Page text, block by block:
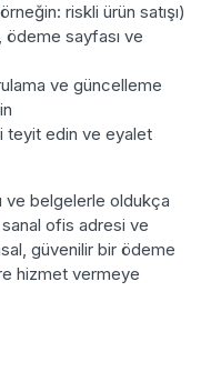
riskli ürün satışı)
ödeme sayfası ve
ve güncelleme
teyit edin ve eyalet
ve belgelerle oldukça
ofis adresi ve
güvenilir bir ödeme
hizmet vermeye